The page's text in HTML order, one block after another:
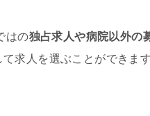
はの独占求人や病院以外の
求人を選ぶことができます